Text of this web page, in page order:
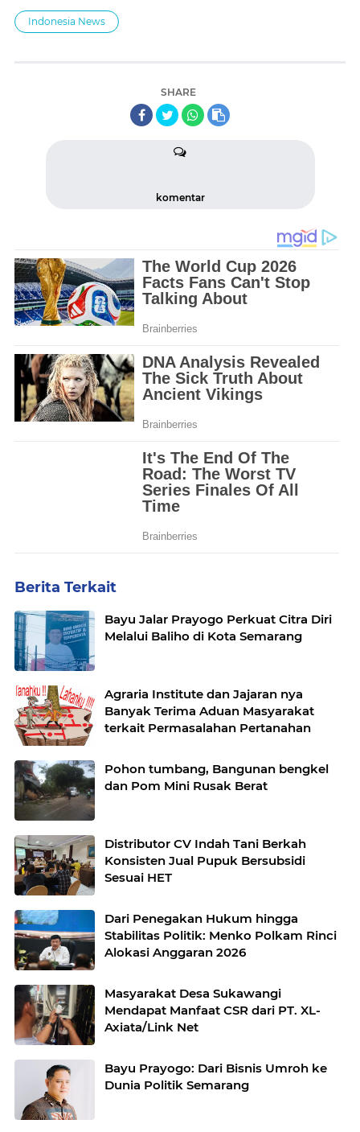
Indonesia News
SHARE
komentar
Berita Terkait
Bayu Jalar Prayogo Perkuat Citra Diri
Melalui Baliho di Kota Semarang
Agraria Institute dan Jajaran nya
Banyak Terima Aduan Masyarakat
terkait Permasalahan Pertanahan
Pohon tumbang, Bangunan bengkel
dan Pom Mini Rusak Berat
Distributor CV Indah Tani Berkah
Konsisten Jual Pupuk Bersubsidi
Sesuai HET
Dari Penegakan Hukum hingga
Stabilitas Politik: Menko Polkam Rinci
Alokasi Anggaran 2026
Masyarakat Desa Sukawangi
Mendapat Manfaat CSR dari PT. XL-
Axiata/Link Net
Bayu Prayogo: Dari Bisnis Umroh ke
Dunia Politik Semarang